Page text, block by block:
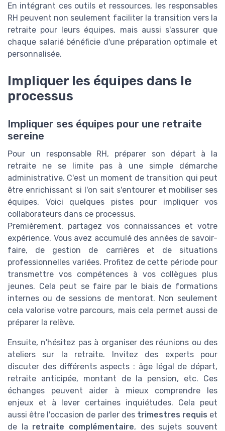
En intégrant ces outils et ressources, les responsables
RH peuvent non seulement faciliter la transition vers la
retraite pour leurs équipes, mais aussi s'assurer que
chaque salarié bénéficie d'une préparation optimale et
personnalisée.
Impliquer les équipes dans le
processus
Impliquer ses équipes pour une retraite
sereine
Pour un responsable RH, préparer son départ à la
retraite ne se limite pas à une simple démarche
administrative. C'est un moment de transition qui peut
être enrichissant si l'on sait s'entourer et mobiliser ses
équipes. Voici quelques pistes pour impliquer vos
collaborateurs dans ce processus.
Premièrement, partagez vos connaissances et votre
expérience. Vous avez accumulé des années de savoir-
faire, de gestion de carrières et de situations
professionnelles variées. Profitez de cette période pour
transmettre vos compétences à vos collègues plus
jeunes. Cela peut se faire par le biais de formations
internes ou de sessions de mentorat. Non seulement
cela valorise votre parcours, mais cela permet aussi de
préparer la relève.
Ensuite, n'hésitez pas à organiser des réunions ou des
ateliers sur la retraite. Invitez des experts pour
discuter des différents aspects : âge légal de départ,
retraite anticipée, montant de la pension, etc. Ces
échanges peuvent aider à mieux comprendre les
enjeux et à lever certaines inquiétudes. Cela peut
aussi être l'occasion de parler des trimestres requis et
de la retraite complémentaire, des sujets souvent